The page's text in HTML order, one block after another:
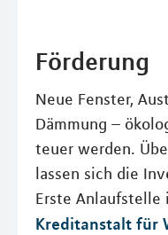
Förderung
Neue Fenster,
Dämmung –
teuer werden.
lassen sich die
Erste Anlaufstelle
Kreditanstalt für